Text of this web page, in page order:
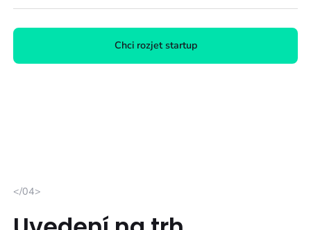
Chci rozjet startup
</04>